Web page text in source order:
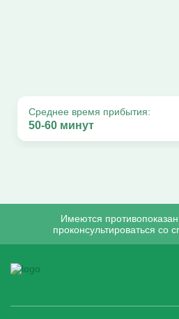
Среднее время прибытия:
50-60 минут
Имеются
проконсультироваться со